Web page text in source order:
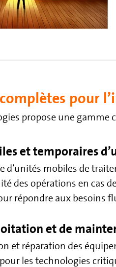
pour
propose une gamme
et temporaires
d’unités mobiles de
des opérations en cas
répondre aux besoins
et de
et réparation des
les technologies